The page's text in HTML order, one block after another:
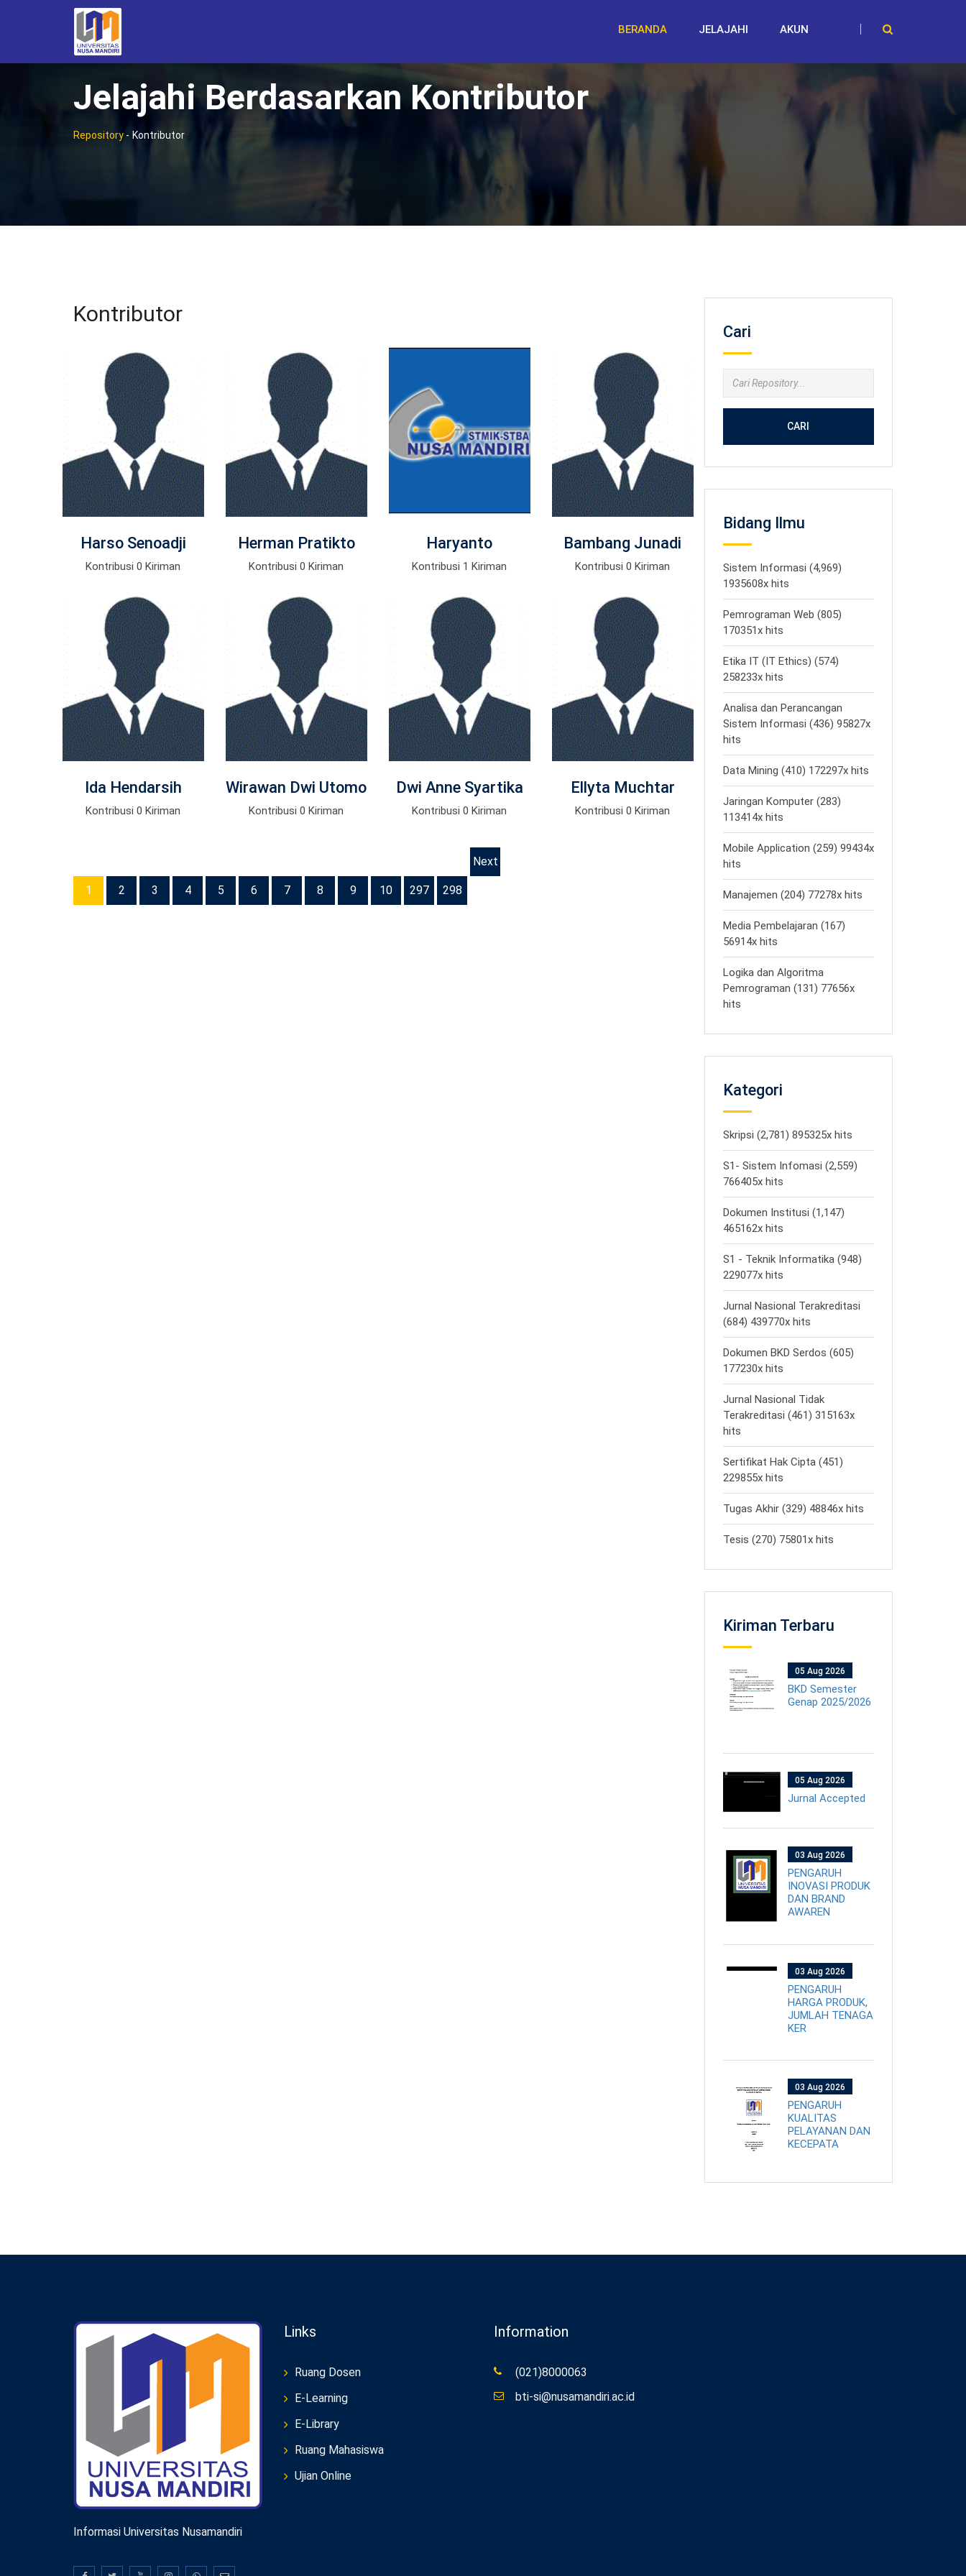
BERANDA JELAJAHI AKUN
Jelajahi Berdasarkan Kontributor
Repository - Kontributor
Kontributor
Harso Senoadji
Kontribusi 0 Kiriman
Herman Pratikto
Kontribusi 0 Kiriman
Haryanto
Kontribusi 1 Kiriman
Bambang Junadi
Kontribusi 0 Kiriman
Ida Hendarsih
Kontribusi 0 Kiriman
Wirawan Dwi Utomo
Kontribusi 0 Kiriman
Dwi Anne Syartika
Kontribusi 0 Kiriman
Ellyta Muchtar
Kontribusi 0 Kiriman
1 2 3 4 5 6 7 8 9 10 297 298
Next
Cari
CARI
Bidang Ilmu
Sistem Informasi (4,969)
1935608x hits
Pemrograman Web (805)
170351x hits
Etika IT (IT Ethics) (574)
258233x hits
Analisa dan Perancangan
Sistem Informasi (436) 95827x
hits
Data Mining (410) 172297x hits
Jaringan Komputer (283)
113414x hits
Mobile Application (259) 99434x
hits
Manajemen (204) 77278x hits
Media Pembelajaran (167)
56914x hits
Logika dan Algoritma
Pemrograman (131) 77656x
hits
Kategori
Skripsi (2,781) 895325x hits
S1- Sistem Infomasi (2,559)
766405x hits
Dokumen Institusi (1,147)
465162x hits
S1 - Teknik Informatika (948)
229077x hits
Jurnal Nasional Terakreditasi
(684) 439770x hits
Dokumen BKD Serdos (605)
177230x hits
Jurnal Nasional Tidak
Terakreditasi (461) 315163x
hits
Sertifikat Hak Cipta (451)
229855x hits
Tugas Akhir (329) 48846x hits
Tesis (270) 75801x hits
Kiriman Terbaru
05 Aug 2026
BKD Semester
Genap 2025/2026
05 Aug 2026
Jurnal Accepted
03 Aug 2026
PENGARUH
INOVASI PRODUK
DAN BRAND
AWAREN
03 Aug 2026
PENGARUH
HARGA PRODUK,
JUMLAH TENAGA
KER
03 Aug 2026
PENGARUH
KUALITAS
PELAYANAN DAN
KECEPATA
Informasi Universitas Nusamandiri
Links
Ruang Dosen
E-Learning
E-Library
Ruang Mahasiswa
Ujian Online
Information
(021)8000063
bti-si@nusamandiri.ac.id